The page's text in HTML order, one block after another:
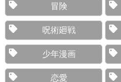
冒険
呪術廻戦
少年漫画
恋愛